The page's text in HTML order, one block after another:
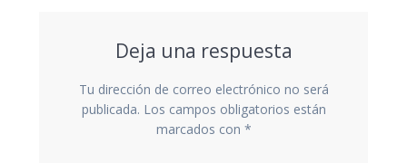
Deja una respuesta
Tu dirección de correo electrónico no será
publicada. Los campos obligatorios están
marcados con *